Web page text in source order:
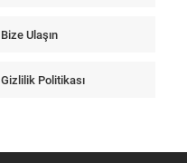
Bize Ulaşın
Gizlilik Politikası